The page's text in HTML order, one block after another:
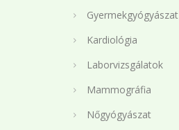
Gyermekgyógyászat
Kardiológia
Laborvizsgálatok
Mammográfia
Nőgyógyászat